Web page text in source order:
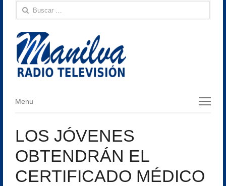
Buscar:
Menu
Menu
LOS JÓVENES
OBTENDRÁN EL
CERTIFICADO MÉDICO